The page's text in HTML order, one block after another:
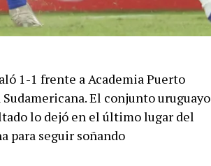
1-1 frente a Academia Puerto
El conjunto uruguayo
lo dejó en el último lugar del
para seguir soñando